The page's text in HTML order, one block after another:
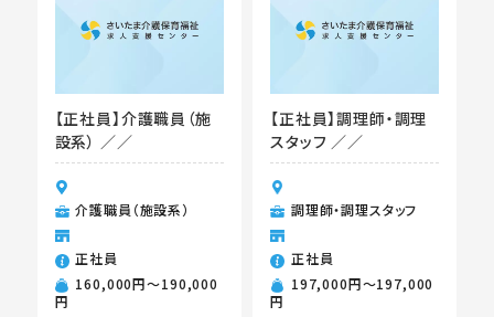
【正社員】介護職員（施
設系） ／／
介護職員（施設系）
正社員
160,000円〜190,000
円
【正社員】調理師・調理
スタッフ ／／
調理師・調理スタッフ
正社員
197,000円〜197,000
円